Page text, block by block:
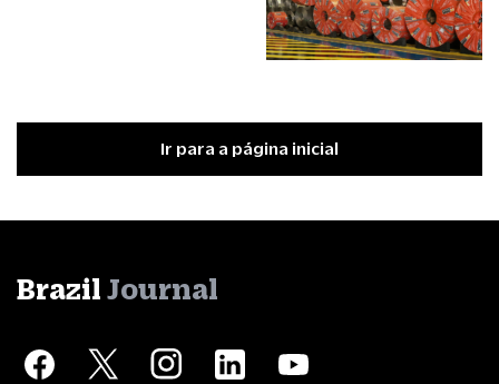
Ir para a página inicial
Brazil Journal